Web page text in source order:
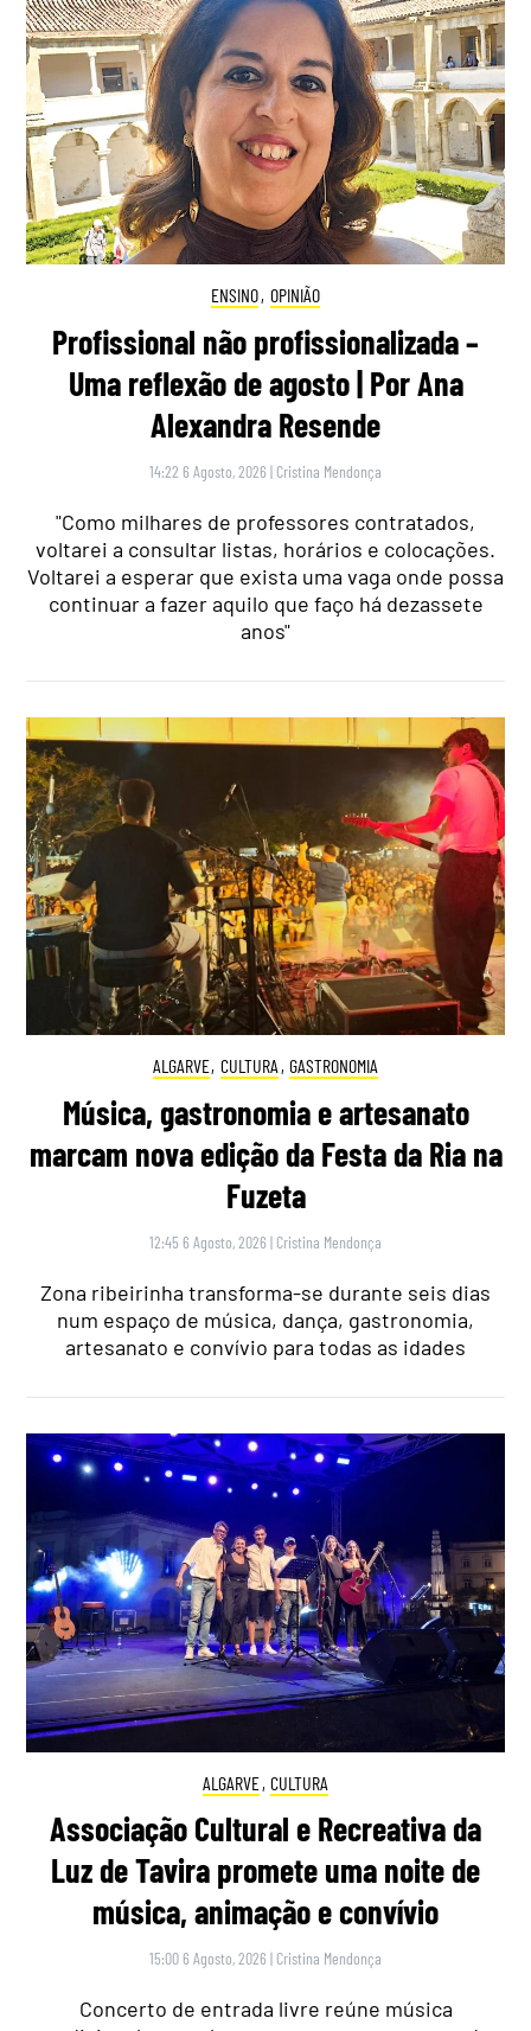
ENSINO, OPINIÃO
Profissional não profissionalizada –
Uma reflexão de agosto | Por Ana
Alexandra Resende
14:22 6 Agosto, 2026 | Cristina Mendonça
"Como milhares de professores contratados,
voltarei a consultar listas, horários e colocações.
Voltarei a esperar que exista uma vaga onde possa
continuar a fazer aquilo que faço há dezassete
anos"
ALGARVE, CULTURA , GASTRONOMIA
Música, gastronomia e artesanato
marcam nova edição da Festa da Ria na
Fuzeta
12:45 6 Agosto, 2026 | Cristina Mendonça
Zona ribeirinha transforma-se durante seis dias
num espaço de música, dança, gastronomia,
artesanato e convívio para todas as idades
ALGARVE, CULTURA
Associação Cultural e Recreativa da
Luz de Tavira promete uma noite de
música, animação e convívio
15:00 6 Agosto, 2026 | Cristina Mendonça
Concerto de entrada livre reúne música